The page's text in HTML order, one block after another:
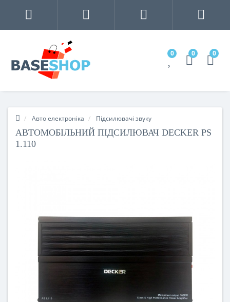
0 0 0
Авто електроніка Підсилювачі звуку
АВТОМОБІЛЬНИЙ ПІДСИЛЮВАЧ DECKER PS
1.110